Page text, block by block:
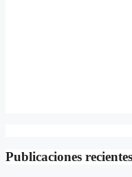
Publicaciones recientes